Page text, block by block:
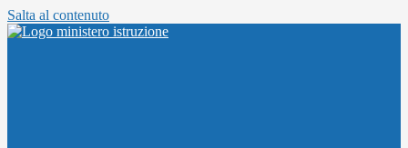
Salta al contenuto